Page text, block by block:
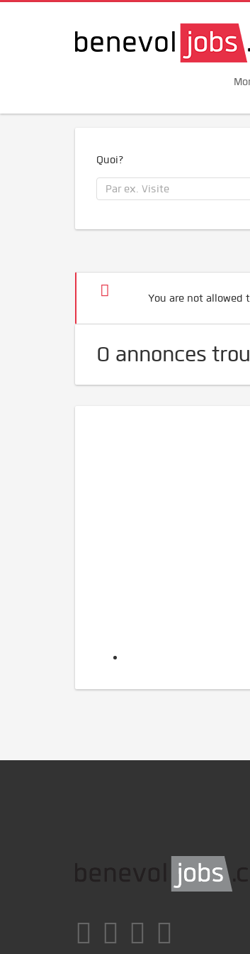
Quoi?
You are not allowed
0 annonces